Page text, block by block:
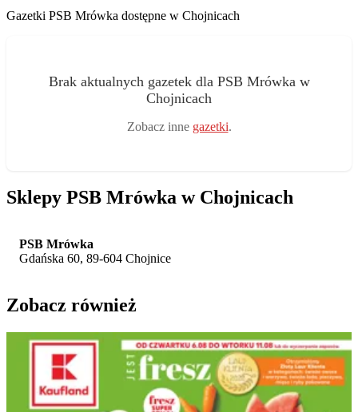
Gazetki PSB Mrówka dostępne w Chojnicach
Brak aktualnych gazetek dla PSB Mrówka w
Chojnicach
Zobacz inne gazetki.
Sklepy PSB Mrówka w Chojnicach
PSB Mrówka
Gdańska 60, 89-604 Chojnice
Zobacz również